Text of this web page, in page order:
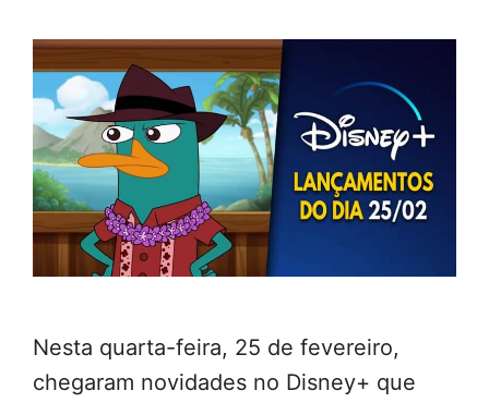
Nesta quarta-feira, 25 de fevereiro,
chegaram novidades no Disney+ que